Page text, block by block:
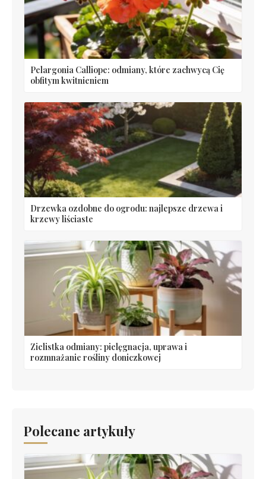
Pelargonia Calliope: odmiany, które zachwycą Cię
obfitym kwitnieniem
Drzewka ozdobne do ogrodu: najlepsze drzewa i
krzewy liściaste
Zielistka odmiany: pielęgnacja, uprawa i
rozmnażanie rośliny doniczkowej
Polecane artykuły